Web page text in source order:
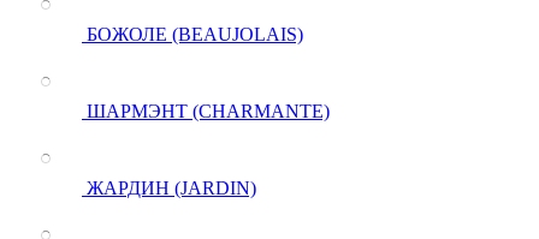
БОЖОЛЕ (BEAUJOLAIS)
ШАРМЭНТ (CHARMANTE)
ЖАРДИН (JARDIN)